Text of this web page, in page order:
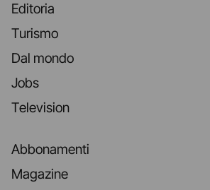
Editoria
Turismo
Dal mondo
Jobs
Television
Abbonamenti
Magazine